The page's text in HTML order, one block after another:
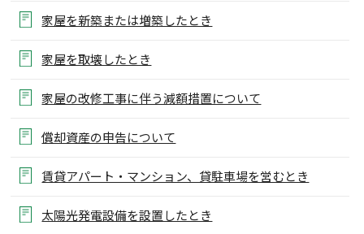
家屋を新築または増築したとき
家屋を取壊したとき
家屋の改修工事に伴う減額措置について
償却資産の申告について
賃貸アパート・マンション、貸駐車場を営むとき
太陽光発電設備を設置したとき